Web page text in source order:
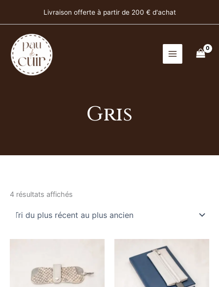
Livraison offerte à partir de 200 € d'achat
Gris
4 résultats affichés
du
plus
récent